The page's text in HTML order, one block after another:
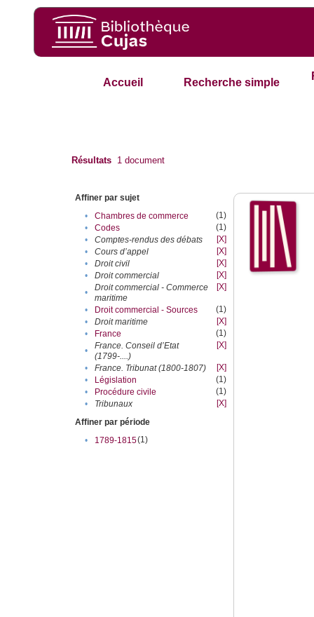
Accueil Recherche simple
Résultats 1 document
Affiner par sujet
•
Chambres de commerce
(1)
•
Codes
(1)
•
Comptes-rendus des débats
[X]
•
Cours d’appel
[X]
•
Droit civil
[X]
•
Droit commercial
[X]
•
Droit commercial - Commerce
maritime
[X]
• Droit commercial - Sources
(1)
•
Droit maritime
[X]
•
France
(1)
•
France. Conseil d’Etat
(1799-....)
[X]
• France. Tribunat (1800-1807)
[X]
•
Législation
(1)
•
Procédure civile
(1)
•
Tribunaux
[X]
Affiner par période
•
1789-1815(1)